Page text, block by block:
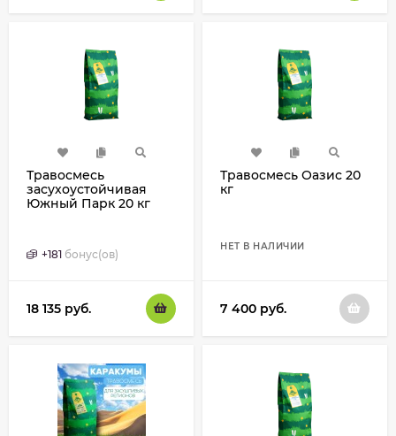
Травосмесь
засухоустойчивая
Южный Парк 20 кг
+181 бонус(ов)
18 135 руб.
Травосмесь Оазис 20
кг
НЕТ В НАЛИЧИИ
7 400 руб.